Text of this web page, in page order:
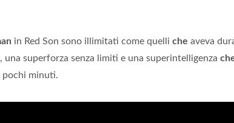
in Red Son sono illimitati come quelli che aveva
una superforza senza limiti e una superintelligenza
pochi minuti.